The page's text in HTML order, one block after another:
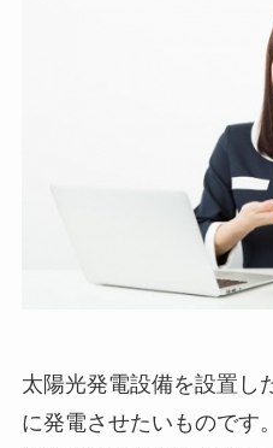
太陽光発電設備を設置し
に発電させたいものです